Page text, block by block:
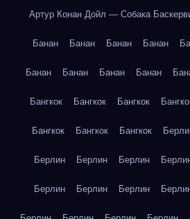
Артур Конан Дойл — Собака
Банан Банан Банан Банан
Банан Банан Банан Банан
Бангкок Бангкок Бангкок
Бангкок Бангкок Бангкок
Берлин Берлин Берлин
Берлин Берлин Берлин